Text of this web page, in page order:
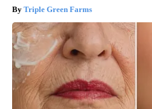
Triple Green Farms